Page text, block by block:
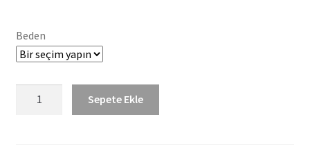
Beden
Sepete Ekle